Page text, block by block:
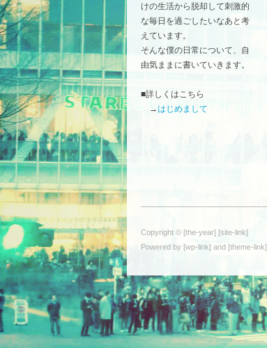
けの生活から脱却して刺激的
な毎日を過ごしたいなあと考
えています。
そんな僕の日常について、自
由気ままに書いていきます。
■詳しくはこちら
→はじめまして
Copyright © [the-year] [site-link]
Powered by [wp-link] and [theme-link]